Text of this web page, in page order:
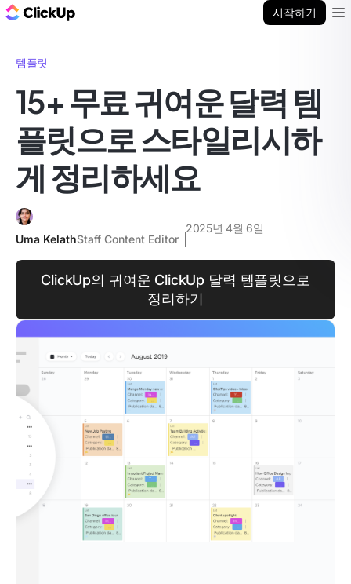
시작하기
템플릿
15+ 무료 귀여운 달력 템
플릿으로 스타일리시하
게 정리하세요
Uma KelathStaff Content Editor
2025년 4월 6일
ClickUp의 귀여운 ClickUp 달력 템플릿으로
정리하기